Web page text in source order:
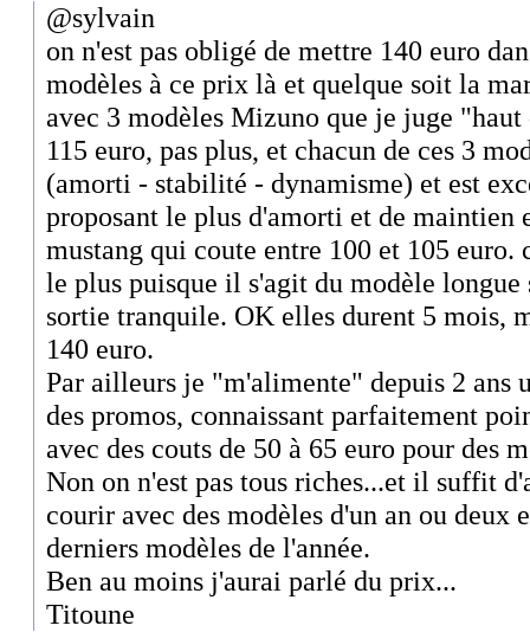
@sylvain
on n'est pas obligé de mettre 140 euro
modèles à ce prix là et quelque soit la
avec 3 modèles Mizuno que je juge
115 euro, pas plus, et chacun de ces 3
(amorti - stabilité - dynamisme) et est
proposant le plus d'amorti et de maintien
mustang qui coute entre 100 et 105 euro.
le plus puisque il s'agit du modèle
sortie tranquile. OK elles durent 5 mois,
140 euro.
Par ailleurs je "m'alimente" depuis 2 ans
des promos, connaissant parfaitement
avec des couts de 50 à 65 euro pour des
Non on n'est pas tous riches...et il suffit
courir avec des modèles d'un an ou deux
derniers modèles de l'année.
Ben au moins j'aurai parlé du prix...
Titoune